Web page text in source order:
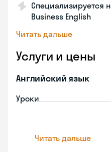
Специализируется
Business English
Читать дальше
Услуги и цены
Английский язык
Уроки
Читать дальше